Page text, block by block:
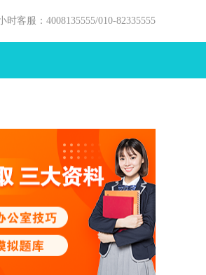
时客服：4008135555/010-82335555